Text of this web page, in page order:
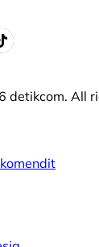
detikcom. All